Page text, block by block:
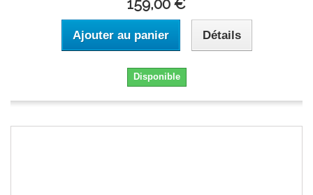
159,00 €
Ajouter au panier Détails
Disponible